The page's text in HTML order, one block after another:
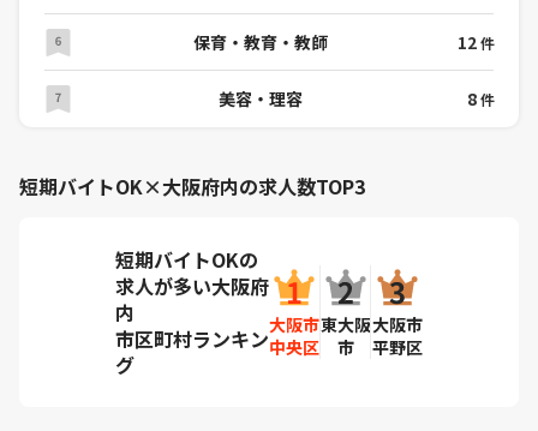
保育・教育・教師 12件
美容・理容 8件
短期バイトOK×大阪府内の求人数TOP3
短期バイトOKの
求人が多い大阪府
内
市区町村ランキン
グ
大阪市
中央区
東大阪
市
大阪市
平野区